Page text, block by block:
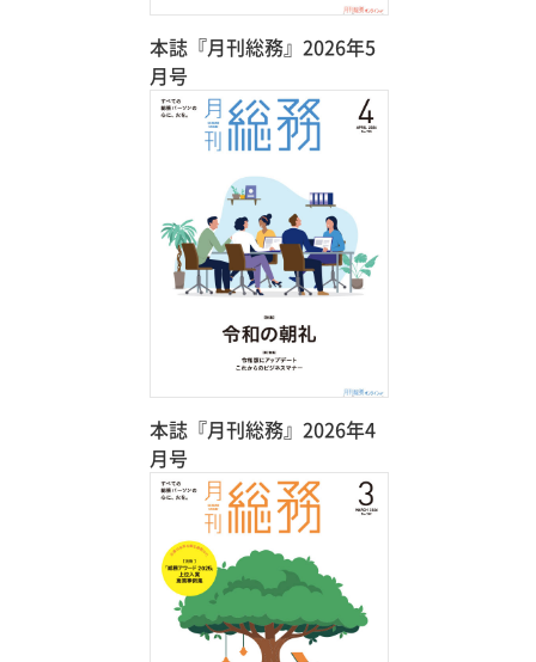
本誌『月刊総務』2026年5
月号
本誌『月刊総務』2026年4
月号